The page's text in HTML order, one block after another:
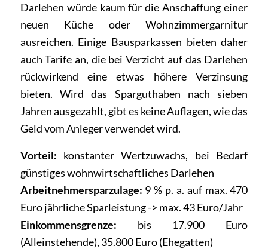
Darlehen würde kaum für die Anschaffung einer
neuen Küche oder Wohnzimmergarnitur
ausreichen. Einige Bausparkassen bieten daher
auch Tarife an, die bei Verzicht auf das Darlehen
rückwirkend eine etwas höhere Verzinsung
bieten. Wird das Sparguthaben nach sieben
Jahren ausgezahlt, gibt es keine Auflagen, wie das
Geld vom Anleger verwendet wird.
Vorteil: konstanter Wertzuwachs, bei Bedarf
günstiges wohnwirtschaftliches Darlehen
Arbeitnehmersparzulage: 9 % p. a. auf max. 470
Euro jährliche Sparleistung -> max. 43 Euro/Jahr
Einkommensgrenze: bis 17.900 Euro
(Alleinstehende), 35.800 Euro (Ehegatten)